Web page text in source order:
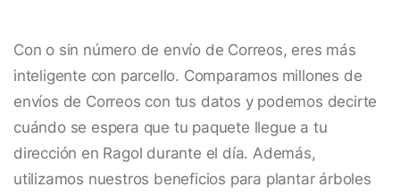
Con o sin número de envío de Correos, eres más
inteligente con parcello. Comparamos millones de
envíos de Correos con tus datos y podemos decirte
cuándo se espera que tu paquete llegue a tu
dirección en Ragol durante el día. Además,
utilizamos nuestros beneficios para plantar árboles